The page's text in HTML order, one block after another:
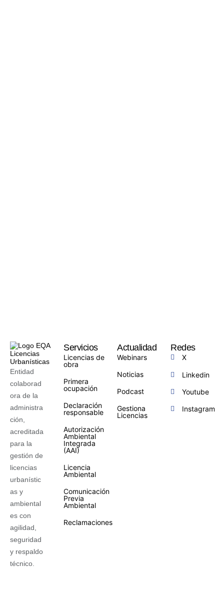
Entidad
colaborad
ora de la
administra
ción,
acreditada
para la
gestión de
licencias
urbanístic
as y
ambiental
es con
agilidad,
seguridad
y respaldo
técnico.
Servicios
Licencias de
obra
Primera
ocupación
Declaración
responsable
Autorización
Ambiental
Integrada
(AAI)
Licencia
Ambiental
Comunicación
Previa
Ambiental
Reclamaciones
Actualidad
Webinars
Noticias
Podcast
Gestiona
Licencias
Redes
X
Linkedin
Youtube
Instagram